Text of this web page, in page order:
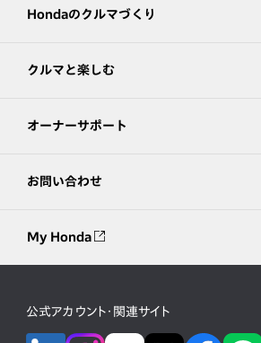
Hondaのクルマづくり
クルマと楽しむ
オーナーサポート
お問い合わせ
My Honda
公式アカウント・関連サイト